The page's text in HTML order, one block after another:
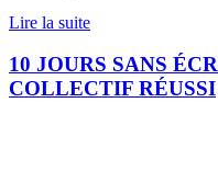
Lire la suite
10 JOURS SANS
COLLECTIF RÉUSSI